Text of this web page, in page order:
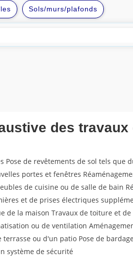
des travaux
de revêtements de sol tels que
portes et fenêtres
de cuisine ou de salle de bain
et de prises électriques
de la maison Travaux de toiture et
ou de ventilation
ou d'un patio Pose de
système de sécurité